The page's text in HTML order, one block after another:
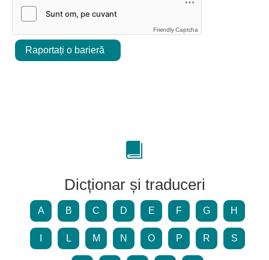
Friendly Captcha
Raportați o barieră
Dicționar și traduceri
A B C D E F G H
L M N O P R S